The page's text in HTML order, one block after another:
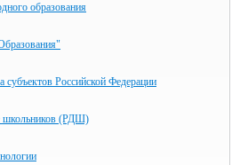
образования
субъектов Российской Федерации
школьников (РДШ)